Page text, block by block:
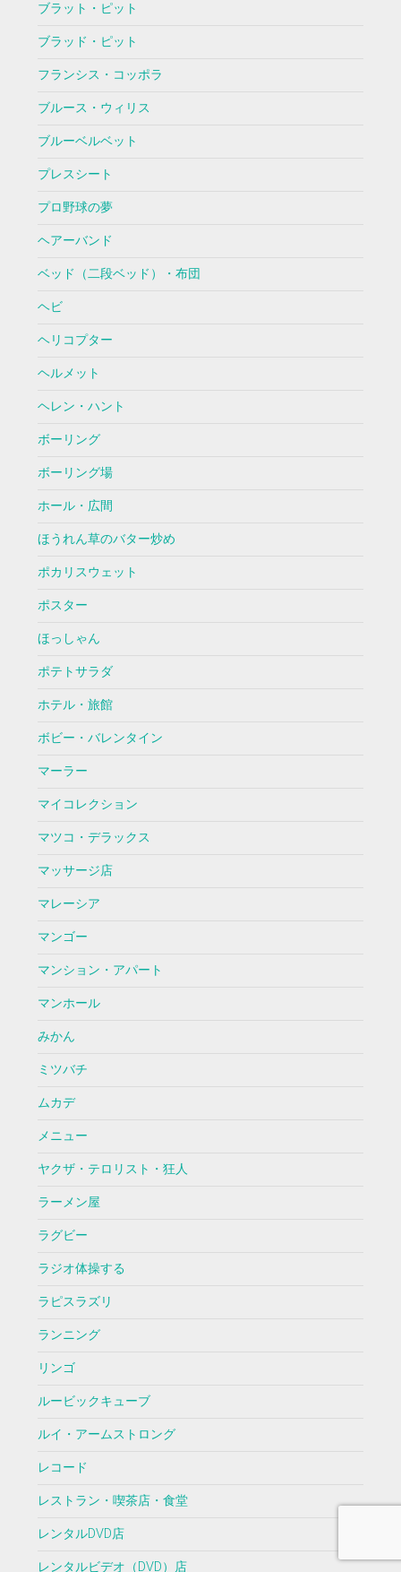
ブラット・ピット
ブラッド・ピット
フランシス・コッポラ
ブルース・ウィリス
ブルーベルベット
プレスシート
プロ野球の夢
ヘアーバンド
ベッド（二段ベッド）・布団
ヘビ
ヘリコプター
ヘルメット
ヘレン・ハント
ボーリング
ボーリング場
ホール・広間
ほうれん草のバター炒め
ポカリスウェット
ポスター
ほっしゃん
ポテトサラダ
ホテル・旅館
ボビー・バレンタイン
マーラー
マイコレクション
マツコ・デラックス
マッサージ店
マレーシア
マンゴー
マンション・アパート
マンホール
みかん
ミツバチ
ムカデ
メニュー
ヤクザ・テロリスト・狂人
ラーメン屋
ラグビー
ラジオ体操する
ラピスラズリ
ランニング
リンゴ
ルービックキューブ
ルイ・アームストロング
レコード
レストラン・喫茶店・食堂
レンタルDVD店
レンタルビデオ（DVD）店